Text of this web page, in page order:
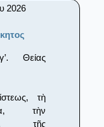
2026
Θείας
τὴ
τὴν
τῆς